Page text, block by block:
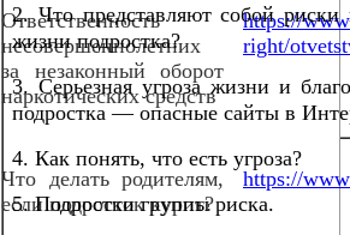
Ответственность
несовершеннолетних
за незаконный оборот
наркотических средств
https://
right/
Что делать родителям,
если подросток курит?
https://
2. Что представляют собой риски
жизни подростка?
3. Серьезная угроза жизни и
подростка — опасные сайты в
4. Как понять, что есть угроза?
5. Подростки группы риска.